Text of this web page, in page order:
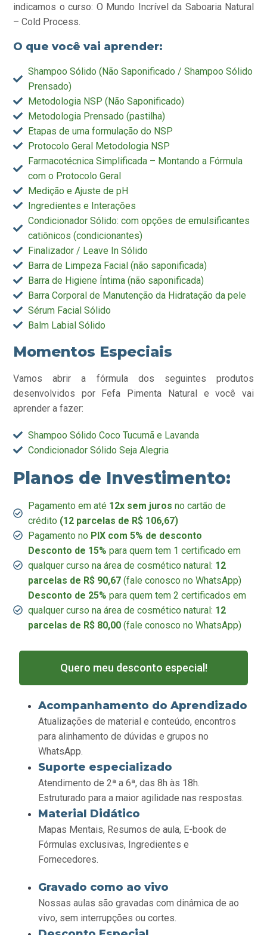
indicamos o curso: O Mundo Incrível da Saboaria Natural
– Cold Process.
O que você vai aprender:
Shampoo Sólido (Não Saponificado / Shampoo Sólido
Prensado)
Metodologia NSP (Não Saponificado)
Metodologia Prensado (pastilha)
Etapas de uma formulação do NSP
Protocolo Geral Metodologia NSP
Farmacotécnica Simplificada – Montando a Fórmula
com o Protocolo Geral
Medição e Ajuste de pH
Ingredientes e Interações
Condicionador Sólido: com opções de emulsificantes
catiônicos (condicionantes)
Finalizador / Leave In Sólido
Barra de Limpeza Facial (não saponificada)
Barra de Higiene Íntima (não saponificada)
Barra Corporal de Manutenção da Hidratação da pele
Sérum Facial Sólido
Balm Labial Sólido
Momentos Especiais
Vamos abrir a fórmula dos seguintes produtos
desenvolvidos por Fefa Pimenta Natural e você vai
aprender a fazer:
Shampoo Sólido Coco Tucumã e Lavanda
Condicionador Sólido Seja Alegria
Planos de Investimento:
Pagamento em até 12x sem juros no cartão de
crédito (12 parcelas de R$ 106,67)
Pagamento no PIX com 5% de desconto
Desconto de 15% para quem tem 1 certificado em
qualquer curso na área de cosmético natural: 12
parcelas de R$ 90,67 (fale conosco no WhatsApp)
Desconto de 25% para quem tem 2 certificados em
qualquer curso na área de cosmético natural: 12
parcelas de R$ 80,00 (fale conosco no WhatsApp)
Quero meu desconto especial!
Acompanhamento do Aprendizado
Atualizações de material e conteúdo, encontros
para alinhamento de dúvidas e grupos no
WhatsApp.
Suporte especializado
Atendimento de 2ª a 6ª, das 8h às 18h.
Estruturado para a maior agilidade nas respostas.
Material Didático
Mapas Mentais, Resumos de aula, E-book de
Fórmulas exclusivas, Ingredientes e
Fornecedores.
Gravado como ao vivo
Nossas aulas são gravadas com dinâmica de ao
vivo, sem interrupções ou cortes.